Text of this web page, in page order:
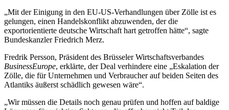
„Mit der Einigung in den EU-US-Verhandlungen über Zölle ist es
gelungen, einen Handelskonflikt abzuwenden, der die
exportorientierte deutsche Wirtschaft hart getroffen hätte“, sagte
Bundeskanzler Friedrich Merz.
Fredrik Persson, Präsident des Brüsseler Wirtschaftsverbandes
BusinessEurope, erklärte, der Deal verhindere eine „Eskalation der
Zölle, die für Unternehmen und Verbraucher auf beiden Seiten des
Atlantiks äußerst schädlich gewesen wäre“.
„Wir müssen die Details noch genau prüfen und hoffen auf baldige